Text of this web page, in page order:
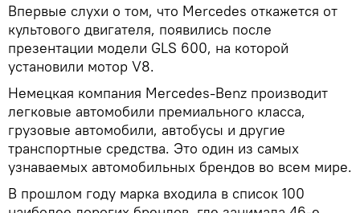
Впервые слухи о том, что Mercedes откажется от
культового двигателя, появились после
презентации модели GLS 600, на которой
установили мотор V8.
Немецкая компания Mercedes-Benz производит
легковые автомобили премиального класса,
грузовые автомобили, автобусы и другие
транспортные средства. Это один из самых
узнаваемых автомобильных брендов во всем мире.
В прошлом году марка входила в список 100